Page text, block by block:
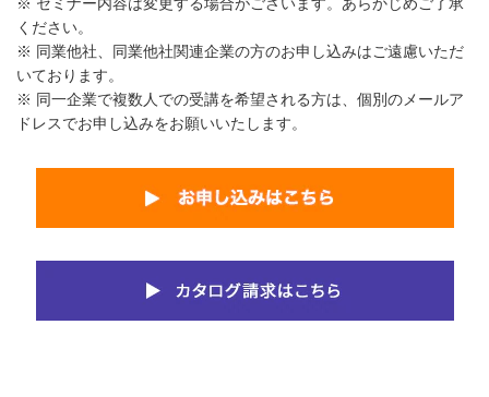
※ セミナー内容は変更する場合がございます。あらかじめご了承
ください。
※ 同業他社、同業他社関連企業の方のお申し込みはご遠慮いただ
いております。
※ 同一企業で複数人での受講を希望される方は、個別のメールア
ドレスでお申し込みをお願いいたします。